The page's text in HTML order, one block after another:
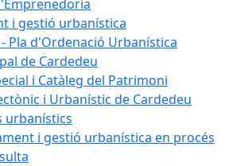
i gestió urbanística
Pla d'Ordenació Urbanística
de Cardedeu
i Catàleg del Patrimoni
i Urbanístic de Cardedeu
urbanístics
i gestió urbanística en procés